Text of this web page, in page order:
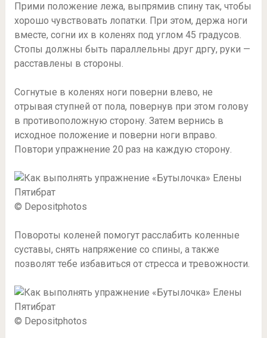
Прими положение лежа, выпрямив спину так, чтобы
хорошо чувствовать лопатки. При этом, держа ноги
вместе, согни их в коленях под углом 45 градусов.
Стопы должны быть параллельны друг дргу, руки —
расставлены в стороны.
Согнутые в коленях ноги поверни влево, не
отрывая ступней от пола, повернув при этом голову
в противоположную сторону. Затем вернись в
исходное положение и поверни ноги вправо.
Повтори упражнение 20 раз на каждую сторону.
© Depositphotos
Повороты коленей помогут расслабить коленные
суставы, снять напряжение со спины, а также
позволят тебе избавиться от стресса и тревожности.
© Depositphotos